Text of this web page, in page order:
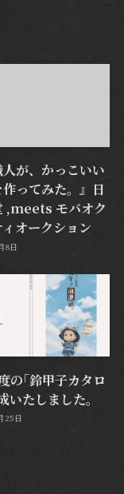
人が、かっこいい
ってみた。』日
,meets モバオク
オークション
8日
の｢鈴甲子カタロ
いたしました。
25日